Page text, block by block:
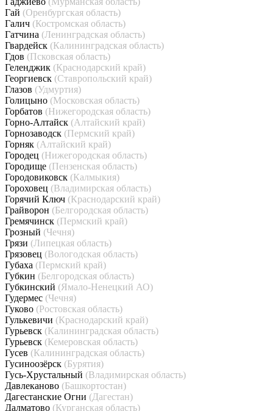
Гай (Оренбургская область)
Галич (Костромская область)
Гатчина (Ленинградская область)
Гвардейск (Калининградская область)
Гдов (Псковская область)
Геленджик (Краснодарский край)
Георгиевск (Ставропольский край)
Глазов (Удмуртия)
Голицыно (Московская область)
Горбатов (Нижегородская область)
Горно-Алтайск (Алтайский край)
Горнозаводск (Пермский край)
Горняк (Алтайский край)
Городец (Нижегородская область)
Городище (Пензенская область)
Городовиковск (Калмыкия)
Гороховец (Владимирская область)
Горячий Ключ (Краснодарский край)
Грайворон (Белгородская область)
Гремячинск (Пермский край)
Грозный (Чечня)
Грязи (Липецкая область)
Грязовец (Вологодская область)
Губаха (Пермский край)
Губкин (Белгородская область)
Губкинский (Ямало-Ненецкий АО)
Гудермес (Чечня)
Гуково (Ростовская область)
Гулькевичи (Краснодарский край)
Гурьевск (Калининградская область)
Гурьевск (Кемеровская область)
Гусев (Калининградская область)
Гусиноозёрск (Бурятия)
Гусь-Хрустальный (Владимирская область)
Давлеканово (Башкортостан)
Дагестанские Огни (Дагестан)
Далматово (Курганская область)